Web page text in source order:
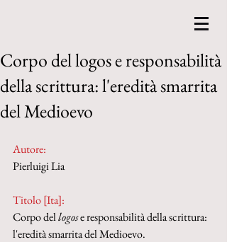
Corpo del logos e responsabilità
della scrittura: l'eredità smarrita
del Medioevo
Autore:
Pierluigi Lia
Titolo [Ita]:
Corpo del logos e responsabilità della scrittura:
l'eredità smarrita del Medioevo.